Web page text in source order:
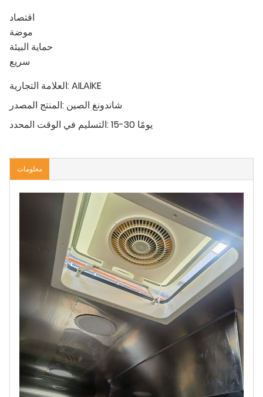
اقتصاد
موضة
حماية البيئة
سريع
العلامة التجارية:AILAIKE
المنتج المصدر: شاندونغ الصين
التسليم في الوقت المحدد:
15-30 يومًا
معلومات